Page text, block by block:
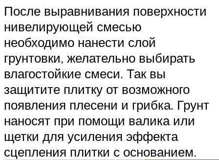
После выравнивания поверхности
нивелирующей смесью
необходимо нанести слой
грунтовки, желательно выбирать
влагостойкие смеси. Так вы
защитите плитку от возможного
появления плесени и грибка. Грунт
наносят при помощи валика или
щетки для усиления эффекта
сцепления плитки с основанием.